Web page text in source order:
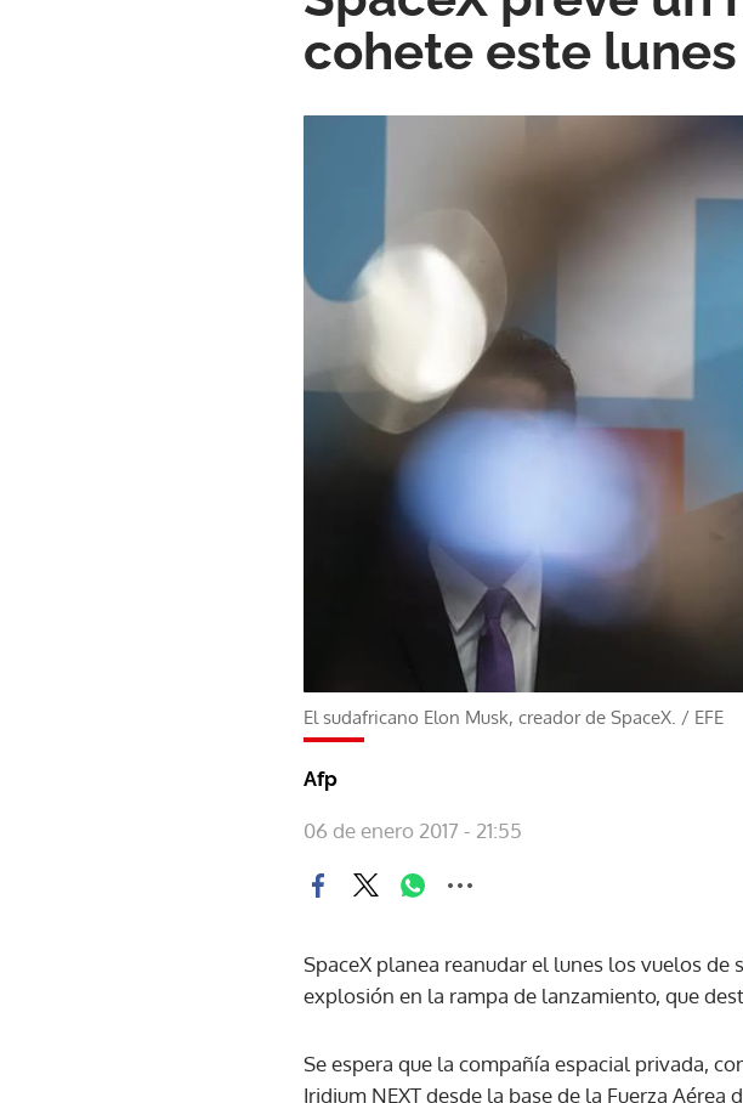
cohete este lunes
El sudafricano Elon Musk, creador de SpaceX. / EFE
Afp
06 de enero 2017 - 21:55
SpaceX planea reanudar el lunes los vuelos de
explosión en la rampa de lanzamiento, que
Se espera que la compañía espacial privada,
Iridium NEXT desde la base de la Fuerza Aérea